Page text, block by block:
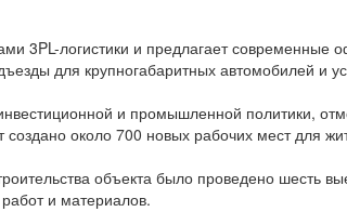
3PL-логистики и предлагает
для крупногабаритных автомобилей и
и промышленной политики,
около 700 новых рабочих мест для
объекта было проведено шесть
и материалов.